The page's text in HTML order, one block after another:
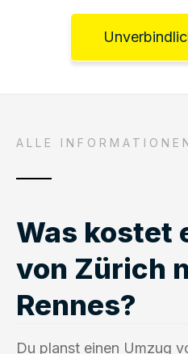
ALLE
Was kostet
von Zürich
Rennes?
Du planst einen Umzug